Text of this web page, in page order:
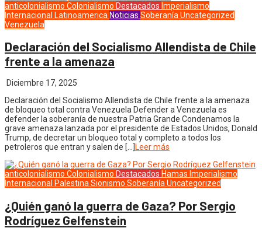
anticolonialismo Colonialismo Destacados Imperialismo
Internacional Latinoamerica Noticias Soberanía Uncategorized
Venezuela
Declaración del Socialismo Allendista de Chile
frente a la amenaza
Diciembre 17, 2025
Declaración del Socialismo Allendista de Chile frente a la amenaza
de bloqueo total contra Venezuela Defender a Venezuela es
defender la soberanía de nuestra Patria Grande Condenamos la
grave amenaza lanzada por el presidente de Estados Unidos, Donald
Trump, de decretar un bloqueo total y completo a todos los
petroleros que entran y salen de […] Leer más
anticolonialismo Colonialismo Destacados Hamas Imperialismo
Internacional PalestinaSionismo SoberaníaUncategorized
¿Quién ganó la guerra de Gaza? Por Sergio
Rodríguez Gelfenstein